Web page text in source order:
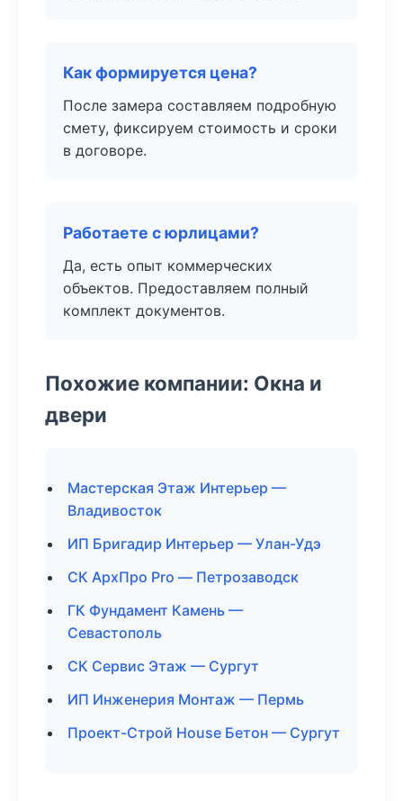
Как формируется цена?
После замера составляем подробную
смету, фиксируем стоимость и сроки
в договоре.
Работаете с юрлицами?
Да, есть опыт коммерческих
объектов. Предоставляем полный
комплект документов.
Похожие компании: Окна и
двери
Мастерская Этаж Интерьер —
Владивосток
ИП Бригадир Интерьер — Улан-Удэ
СК АрхПро Pro — Петрозаводск
ГК Фундамент Камень —
Севастополь
СК Сервис Этаж — Сургут
ИП Инженерия Монтаж — Пермь
Проект-Строй House Бетон — Сургут